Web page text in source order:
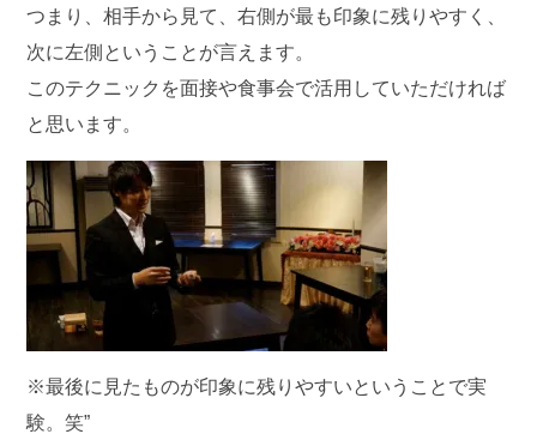
つまり、相手から見て、右側が最も印象に残りやすく、
次に左側ということが言えます。
このテクニックを面接や食事会で活用していただければ
と思います。
※最後に見たものが印象に残りやすいということで実
験。笑”